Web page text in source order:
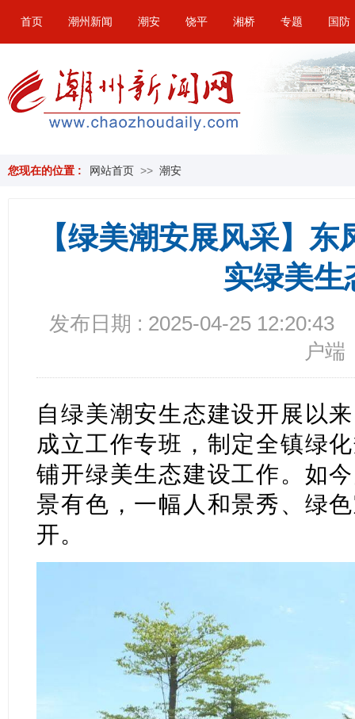
首页 潮州新闻 潮安 饶平 湘桥 专题 国防
您现在的位置 : 网站首页 >> 潮安
【绿美潮安展风采】
实绿美生
发布日期 : 2025-04-25 12:20:43
户端
自绿美潮安生态建设开展以
成立工作专班，制定全镇绿
铺开绿美生态建设工作。如
景有色，一幅人和景秀、绿
开。